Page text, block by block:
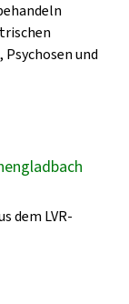
und
dem LVR-